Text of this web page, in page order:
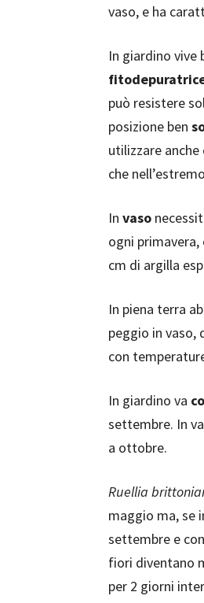
vaso, e ha
In giardino vive
può resistere
posizione ben
utilizzare anche
che
In vaso
ogni primavera,
cm di argilla
In piena terra
peggio in vaso,
con
In giardino va
settembre. In
a ottobre.
Ruellia
maggio ma, se
settembre e
fiori diventano
per 2 giorni